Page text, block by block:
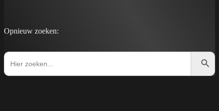
Opnieuw zoeken:
Zoek
naar: